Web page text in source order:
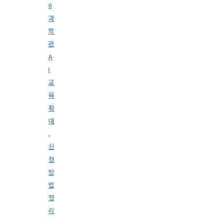
6
과
학
관
A
I
교
육
확
대
,
신
청
방
법
정
리